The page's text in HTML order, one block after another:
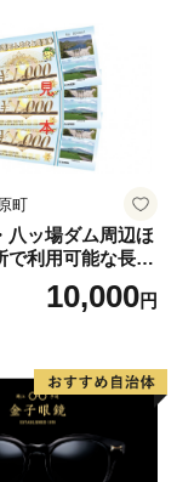
町
八ッ場ダム周辺ほ
で利用可能な長野
と感謝券（3,000
ラベル 観光 旅行
10,000円